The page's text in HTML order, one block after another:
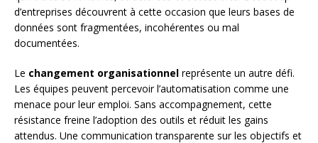
d’entreprises découvrent à cette occasion que leurs bases de
données sont fragmentées, incohérentes ou mal
documentées.
Le changement organisationnel représente un autre défi.
Les équipes peuvent percevoir l’automatisation comme une
menace pour leur emploi. Sans accompagnement, cette
résistance freine l’adoption des outils et réduit les gains
attendus. Une communication transparente sur les objectifs et